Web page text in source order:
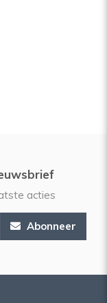
acties
Abonneer